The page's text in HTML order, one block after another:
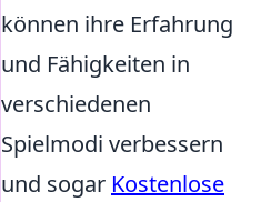
können ihre Erfahrung
und Fähigkeiten in
verschiedenen
Spielmodi verbessern
und sogar Kostenlose